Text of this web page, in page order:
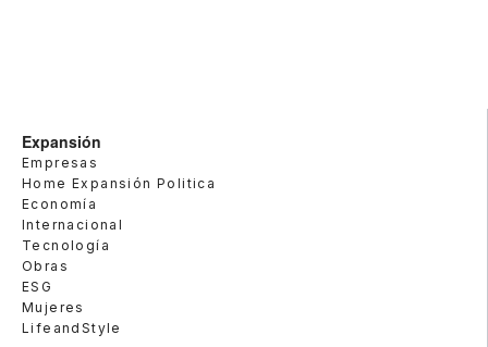
Expansión
Empresas
Home Expansión Politica
Economía
Internacional
Tecnología
Obras
ESG
Mujeres
LifeandStyle